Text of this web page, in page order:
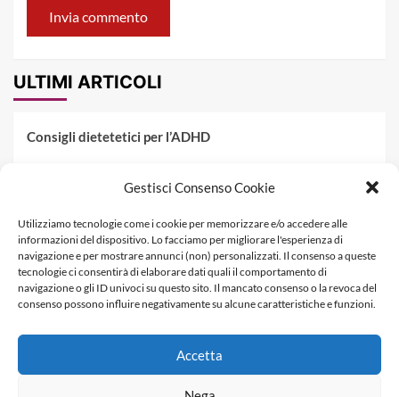
Gestisci Consenso Cookie
Utilizziamo tecnologie come i cookie per memorizzare e/o accedere alle
informazioni del dispositivo. Lo facciamo per migliorare l'esperienza di
navigazione e per mostrare annunci (non) personalizzati. Il consenso a queste
tecnologie ci consentirà di elaborare dati quali il comportamento di
navigazione o gli ID univoci su questo sito. Il mancato consenso o la revoca del
consenso possono influire negativamente su alcune caratteristiche e funzioni.
Accetta
ULTIMI ARTICOLI
Consigli dietetetici per l’ADHD
Fenilchetonuria
Dieta militare: come funziona, opinioni e schema tipo per
dimagrire in 3 giorni
Informativa Privacy